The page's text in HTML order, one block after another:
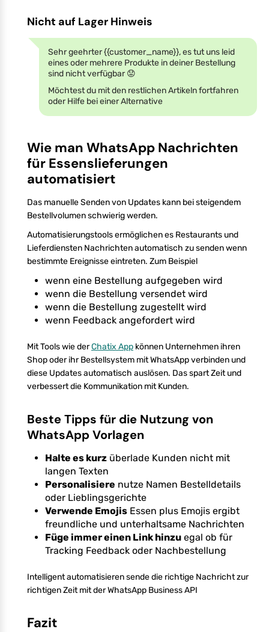
Nicht auf Lager Hinweis
Sehr geehrter {{customer_name}}, es tut uns leid
eines oder mehrere Produkte in deiner Bestellung
sind nicht verfügbar 😟
Möchtest du mit den restlichen Artikeln fortfahren
oder Hilfe bei einer Alternative
Wie man WhatsApp Nachrichten
für Essenslieferungen
automatisiert
Das manuelle Senden von Updates kann bei steigendem
Bestellvolumen schwierig werden.
Automatisierungstools ermöglichen es Restaurants und
Lieferdiensten Nachrichten automatisch zu senden wenn
bestimmte Ereignisse eintreten. Zum Beispiel
wenn eine Bestellung aufgegeben wird
wenn die Bestellung versendet wird
wenn die Bestellung zugestellt wird
wenn Feedback angefordert wird
Mit Tools wie derChatix App können Unternehmen ihren
Shop oder ihr Bestellsystem mit WhatsApp verbinden und
diese Updates automatisch auslösen. Das spart Zeit und
verbessert die Kommunikation mit Kunden.
Beste Tipps für die Nutzung von
WhatsApp Vorlagen
Halte es kurz überlade Kunden nicht mit
langen Texten
Personalisiere nutze Namen Bestelldetails
oder Lieblingsgerichte
Verwende Emojis Essen plus Emojis ergibt
freundliche und unterhaltsame Nachrichten
Füge immer einen Link hinzu egal ob für
Tracking Feedback oder Nachbestellung
Intelligent automatisieren sende die richtige Nachricht zur
richtigen Zeit mit der WhatsApp Business API
Fazit